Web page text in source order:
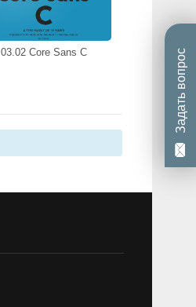
03.02 Core Sans C Задать вопрос